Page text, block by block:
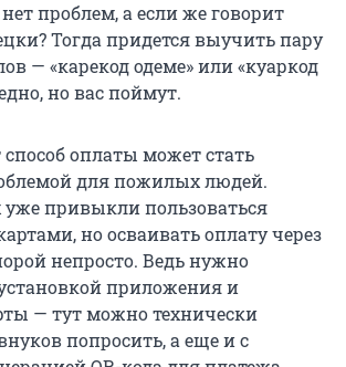
проблем, а если же говорит
Тогда придется выучить пару
— «карекод одеме» или «куаркод
но вас поймут.
оплаты может стать
для пожилых людей.
привыкли пользоваться
но осваивать оплату через
непросто. Ведь нужно
приложения и
— тут можно технически
попросить, а еще и с